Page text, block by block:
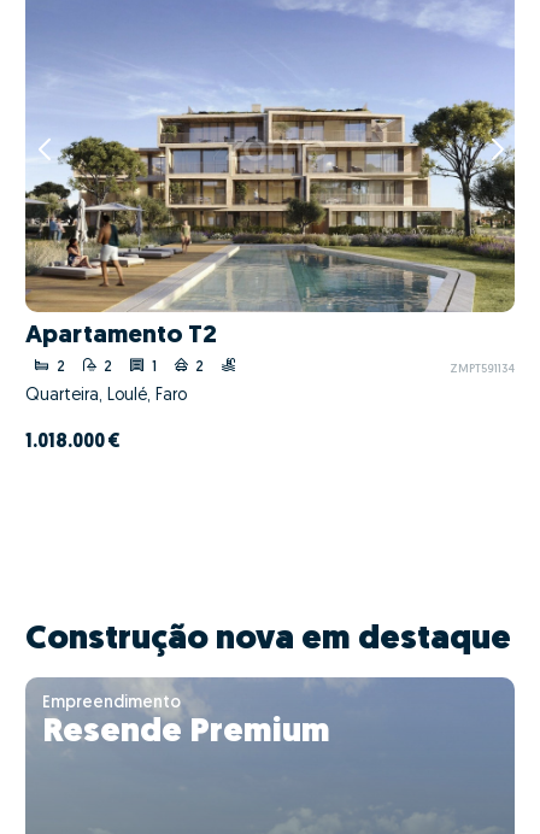
Apartamento T2
2 2 2 ZMPT591134
Quarteira, Loulé, Faro
1.018.000 €
Construção nova em destaque
Empreendimento
Resende Premium